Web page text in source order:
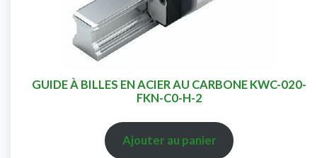
GUIDE À BILLES EN ACIER AU CARBONE KWC-020-
FKN-C0-H-2
Ajouter au panier